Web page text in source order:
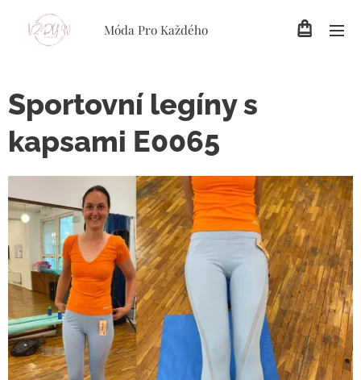
Móda Pro Každého
Sportovní legíny s
kapsami E0065